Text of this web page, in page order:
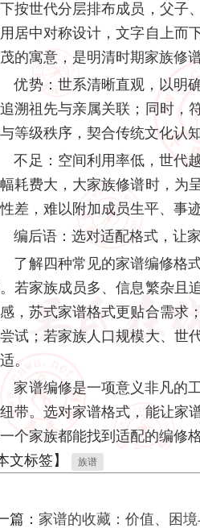
按世代分层排布成员，父子
居中对称设计，文字自上而
的寓意，是明清时期家族修
优势：世系清晰直观，以明
溯祖先与亲属关联；同时，
等级秩序，契合传统文化认知
不足：空间利用率低，世代
耗费大，大家族修谱时，为
差，难以附加成员生平、事
编后语：选对适配格式，让
了解四种常见的家谱编修格
若家族成员多、信息繁杂且
，苏式家谱格式更贴合需求
试；若家族人口规模大、世
。
家谱编修是一项意义非凡的
带。选对家谱格式，能让家
个家族都能找到适配的编修
文标签】
族谱
篇： 家谱的收藏：价值、困